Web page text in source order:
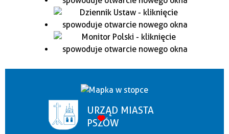
URZĄD MIASTA
PSZÓW